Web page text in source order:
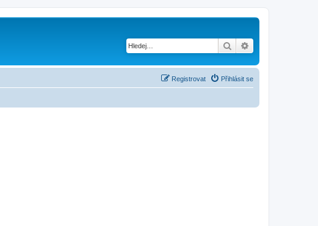
Hledat
Přihlásit se
Registrovat